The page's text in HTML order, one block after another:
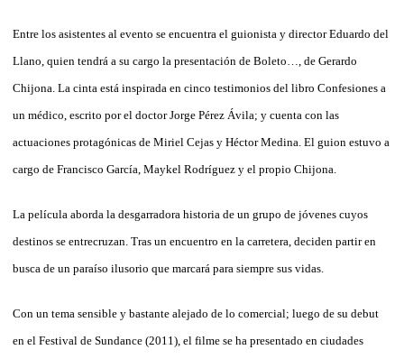
Entre los asistentes al evento se encuentra el guionista y director Eduardo del
Llano, quien tendrá a su cargo la presentación de Boleto…, de Gerardo
Chijona. La cinta está inspirada en cinco testimonios del libro Confesiones a
un médico, escrito por el doctor Jorge Pérez Ávila; y cuenta con las
actuaciones protagónicas de Miriel Cejas y Héctor Medina. El guion estuvo a
cargo de Francisco García, Maykel Rodríguez y el propio Chijona.
La película aborda la desgarradora historia de un grupo de jóvenes cuyos
destinos se entrecruzan. Tras un encuentro en la carretera, deciden partir en
busca de un paraíso ilusorio que marcará para siempre sus vidas.
Con un tema sensible y bastante alejado de lo comercial; luego de su debut
en el Festival de Sundance (2011), el filme se ha presentado en ciudades